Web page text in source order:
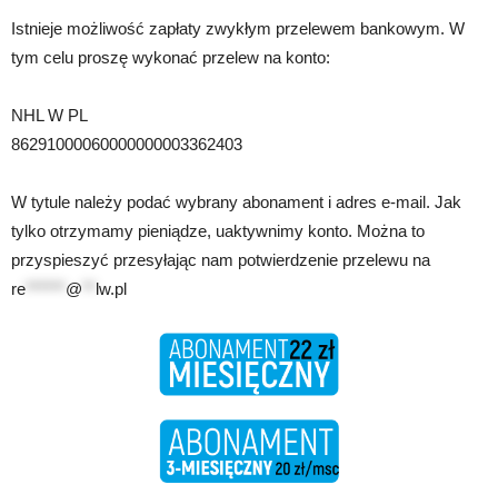
Istnieje możliwość zapłaty zwykłym przelewem bankowym. W
tym celu proszę wykonać przelew na konto:
NHL W PL
86291000060000000003362403
W tytule należy podać wybrany abonament i adres e-mail. Jak
tylko otrzymamy pieniądze, uaktywnimy konto. Można to
przyspieszyć przesyłając nam potwierdzenie przelewu na
re
@ lw.pl